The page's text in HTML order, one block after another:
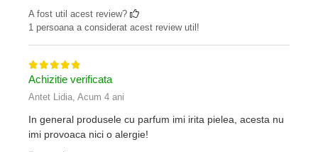
A fost util acest review?
1 persoana a considerat acest review util!
Achizitie verificata
Antet Lidia, Acum 4 ani
In general produsele cu parfum imi irita pielea, acesta nu
imi provoaca nici o alergie!